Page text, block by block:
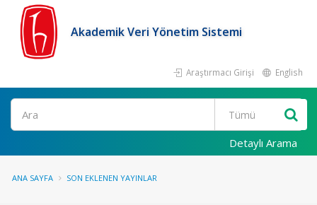
Akademik Veri Yönetim Sistemi
Araştırmacı Girişi English
Ara
Detaylı Arama
ANA SAYFA SON EKLENEN YAYINLAR